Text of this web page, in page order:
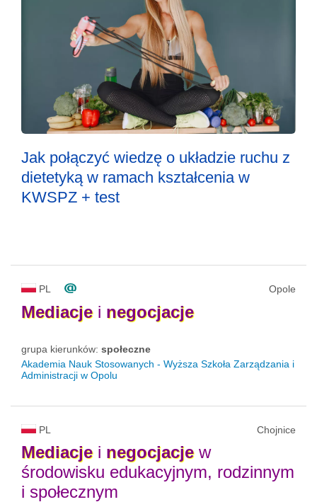
Jak połączyć wiedzę o układzie ruchu z
dietetyką w ramach kształcenia w
KWSPZ + test
PL Opole
Mediacjei negocjacje
grupa kierunków: społeczne
Akademia Nauk Stosowanych - Wyższa Szkoła Zarządzania i
Administracji w Opolu
PL Chojnice
Mediacjei negocjacjew
środowisku edukacyjnym, rodzinnym
i społecznym